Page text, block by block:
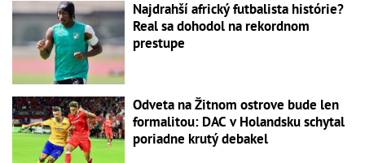
Najdrahší africký futbalista histórie?
Real sa dohodol na rekordnom
prestupe
Odveta na Žitnom ostrove bude len
formalitou: DAC v Holandsku schytal
poriadne krutý debakel